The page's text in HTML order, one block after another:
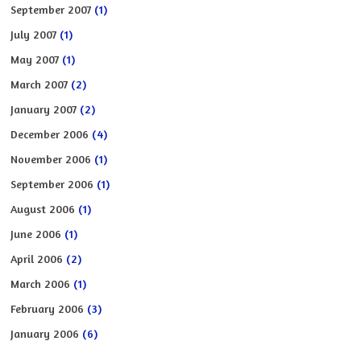
September 2007 (1)
July 2007 (1)
May 2007 (1)
March 2007 (2)
January 2007 (2)
December 2006 (4)
November 2006 (1)
September 2006 (1)
August 2006 (1)
June 2006 (1)
April 2006 (2)
March 2006 (1)
February 2006 (3)
January 2006 (6)